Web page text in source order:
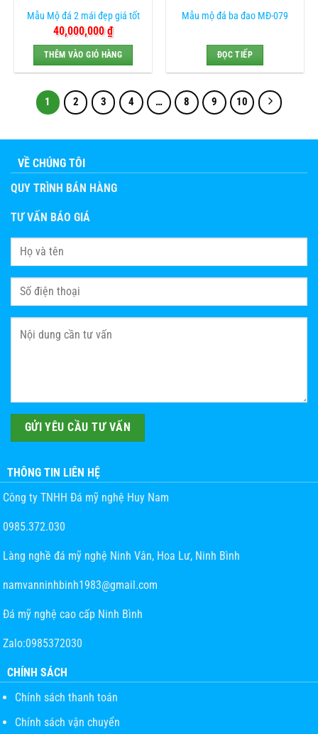
Mẫu Mộ đá 2 mái đẹp giá tốt
40,000,000₫
THÊM VÀO GIỎ HÀNG
Mẫu mộ đá ba đao MĐ-079
ĐỌC TIẾP
1 2 3 4 … 8 9 10
VỀ CHÚNG TÔI
QUY TRÌNH BÁN HÀNG
TƯ VẤN BÁO GIÁ
THÔNG TIN LIÊN HỆ
Công ty TNHH Đá mỹ nghệ Huy Nam
0985.372.030
Làng nghề đá mỹ nghệ Ninh Vân, Hoa Lư, Ninh Bình
namvanninhbinh1983@gmail.com
Đá mỹ nghệ cao cấp Ninh Bình
Zalo:0985372030
CHÍNH SÁCH
Chính sách thanh toán
Chính sách vận chuyển